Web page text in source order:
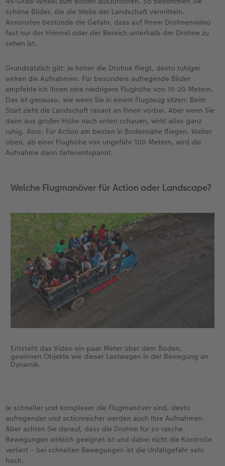
schöne Bilder, die die Weite der Landschaft vermitteln.
Ansonsten bestünde die Gefahr, dass auf Ihrem Drohnenvideo
fast nur der Himmel oder der Bereich unterhalb der Drohne zu
sehen ist.
Grundsätzlich gilt: Je höher die Drohne fliegt, desto ruhiger
wirken die Aufnahmen. Für besonders aufregende Bilder
empfehle ich Ihnen eine niedrigere Flughöhe von 15-20 Metern.
Das ist genauso, wie wenn Sie in einem Flugzeug sitzen: Beim
Start zieht die Landschaft rasant an Ihnen vorbei. Aber wenn Sie
dann aus großer Höhe nach unten schauen, wirkt alles ganz
ruhig. Also: Für Action am besten in Bodennähe fliegen. Weiter
oben, ab einer Flughöhe von ungefähr 100 Metern, wird die
Aufnahme dann tiefenentspannt.
Welche Flugmanöver für Action oder Landscape?
Entsteht das Video ein paar Meter über dem Boden,
gewinnen Objekte wie dieser Lastwagen in der Bewegung an
Dynamik.
Je schneller und komplexer die Flugmanöver sind, desto
aufregender und actionreicher werden auch Ihre Aufnahmen.
Aber achten Sie darauf, dass die Drohne für so rasche
Bewegungen wirklich geeignet ist und dabei nicht die Kontrolle
verliert – bei schnellen Bewegungen ist die Unfallgefahr sehr
hoch.